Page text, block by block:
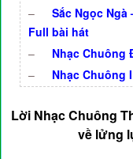
–
Sắc Ngọc Ngà
Full bài hát
–
Nhạc Chuông
–
Nhạc Chuông
Lời Nhạc Chuông
về lửng